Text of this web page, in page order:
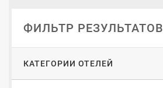
ФИЛЬТР РЕЗУЛЬТАТОВ
КАТЕГОРИИ ОТЕЛЕЙ